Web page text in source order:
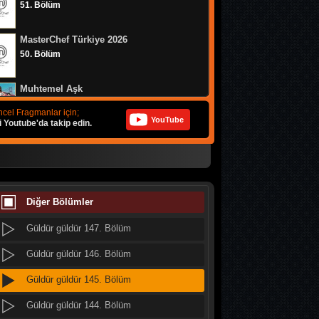
51. Bölüm
MasterChef Türkiye 2026
50. Bölüm
Muhtemel Aşk
8. Bölüm
Bizim Evin Halleri
49. Bölüm
Doğanın Kanunu
9. Bölüm
MasterChef Türkiye 2026
48. Bölüm
Fragmanlar için;
Youtube'da takip edin.
YouTube
Diğer Bölümler
Güldür güldür 154. Bölüm
Güldür güldür 152. Bölüm
Güldür güldür 151. Bölüm
Güldür güldür 148. Bölüm
Güldür güldür 147. Bölüm
Güldür güldür 146. Bölüm
Güldür güldür 145. Bölüm
Güldür güldür 144. Bölüm